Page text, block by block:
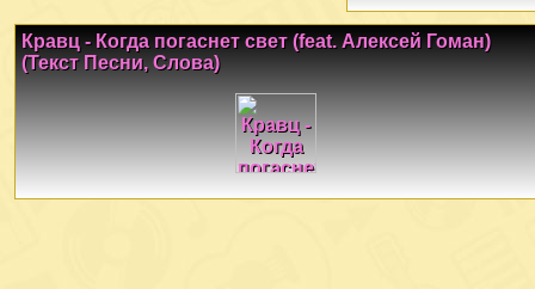
Кравц - Когда погаснет свет (feat. Алексей Гоман)
(Текст Песни, Слова)